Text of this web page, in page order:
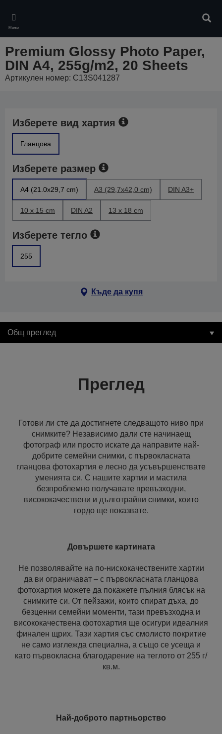
main
content
Меню
Premium Glossy Photo Paper,
DIN A4, 255g/m2, 20 Sheets
Артикулен номер: C13S041287
Изберете вид хартия
Гланцова
Изберете размер
A4 (21.0x29,7 cm) A3 (29,7x42,0 cm) DIN A3+
10 x 15 cm DIN A2 13 x 18 cm
Изберете тегло
255
Къде да купя
Общ преглед
Преглед
Готови ли сте да достигнете следващото ниво при
снимките? Независимо дали сте начинаещ
фотограф или просто искате да направите най-
добрите семейни снимки, с първокласната
гланцова фотохартия е лесно да усъвършенствате
уменията си. С нашите хартии и мастила
безпроблемно получавате превъзходни,
висококачествени и дълготрайни снимки, които
гордо ще показвате.
Довършете картината
Не позволявайте на по-нискокачествените хартии
да ви ограничават – с първокласната гланцова
фотохартия можете да покажете пълния блясък на
снимките си. От пейзажи, които спират дъха, до
безценни семейни моменти, тази превъзходна и
висококачествена фотохартия ще осигури идеалния
финален щрих. Тази хартия със смолисто покритие
не само изглежда специална, а също се усеща и
като първокласна благодарение на теглото от 255 г/
кв.м.
Най-доброто партньорство